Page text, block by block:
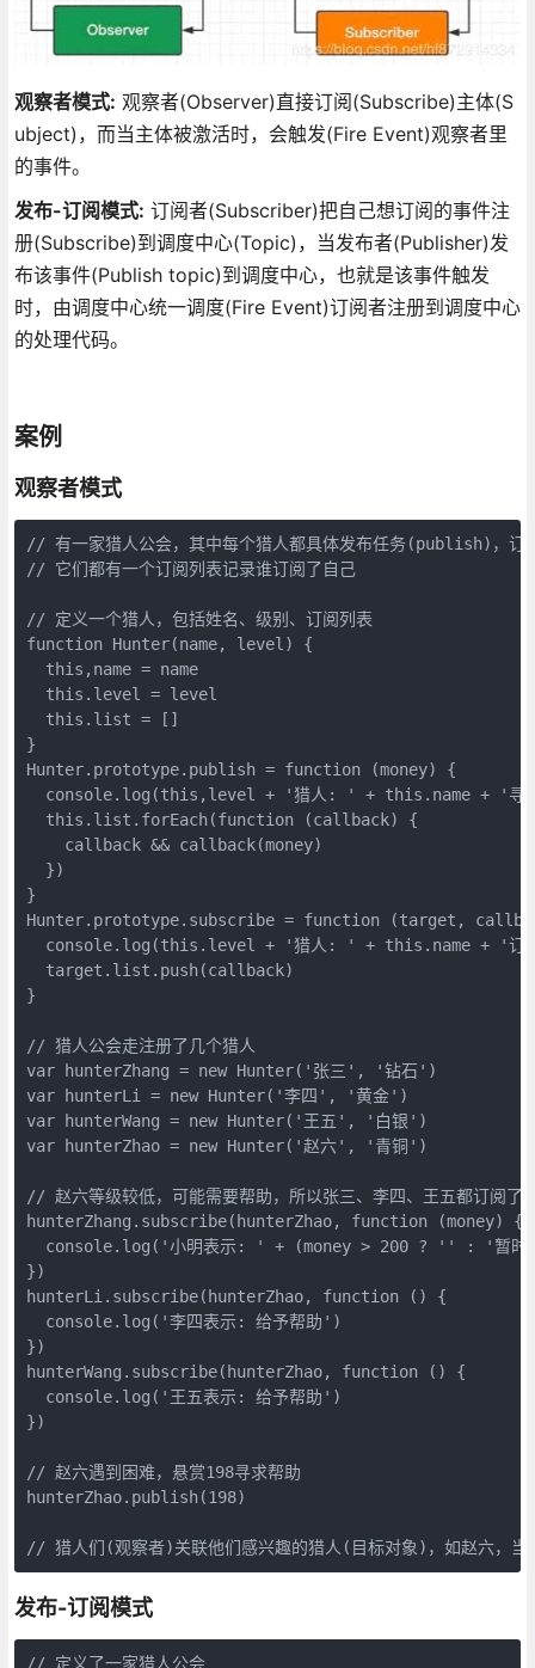
观察者模式: 观察者(Observer)直接订阅(Subscribe)主体(S
ubject)，而当主体被激活时，会触发(Fire Event)观察者里
的事件。
发布-订阅模式: 订阅者(Subscriber)把自己想订阅的事件注
册(Subscribe)到调度中心(Topic)，当发布者(Publisher)发
布该事件(Publish topic)到调度中心，也就是该事件触发
时，由调度中心统一调度(Fire Event)订阅者注册到调度中心
的处理代码。
案例
观察者模式
// 有一家猎人公会，其中每个猎人都具体发布任务(publish)，
// 它们都有一个订阅列表记录谁订阅了自己
// 定义一个猎人，包括姓名、级别、订阅列表
function Hunter(name, level) {
  this,name = name
  this.level = level
  this.list = []
}
Hunter.prototype.publish = function (money) {
console.log(this,level + '猎人: ' + this.name + '寻
  this.list.forEach(function (callback) {
    callback && callback(money)
  })
}
Hunter.prototype.subscribe = function (target,
console.log(this.level + '猎人: ' + this.name + '订
  target.list.push(callback)
}
// 猎人公会走注册了几个猎人
var hunterZhang = new Hunter('张三', '钻石')
var hunterLi = new Hunter('李四', '黄金')
var hunterWang = new Hunter('王五', '白银')
var hunterZhao = new Hunter('赵六', '青铜')
// 赵六等级较低，可能需要帮助，所以张三、李四、王五都订阅了
hunterZhang.subscribe(hunterZhao, function (money) {
console.log('小明表示: ' + (money > 200 ? '' : '暂时
})
hunterLi.subscribe(hunterZhao, function () {
  console.log('李四表示: 给予帮助')
})
hunterWang.subscribe(hunterZhao, function () {
  console.log('王五表示: 给予帮助')
})
// 赵六遇到困难，悬赏198寻求帮助
hunterZhao.publish(198)
发布-订阅模式
// 定义了一家猎人公会